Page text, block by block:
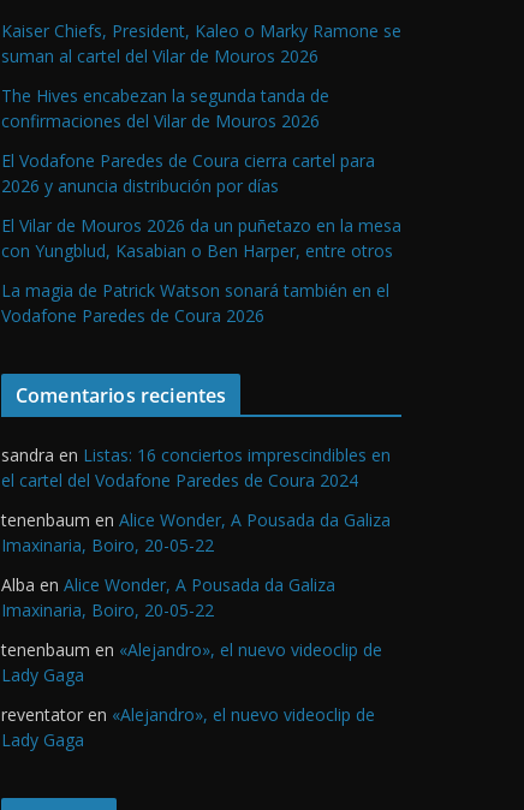
Kaiser Chiefs, President, Kaleo o Marky Ramone se
suman al cartel del Vilar de Mouros 2026
The Hives encabezan la segunda tanda de
confirmaciones del Vilar de Mouros 2026
El Vodafone Paredes de Coura cierra cartel para
2026 y anuncia distribución por días
El Vilar de Mouros 2026 da un puñetazo en la mesa
con Yungblud, Kasabian o Ben Harper, entre otros
La magia de Patrick Watson sonará también en el
Vodafone Paredes de Coura 2026
Comentarios recientes
sandra en Listas: 16 conciertos imprescindibles en
el cartel del Vodafone Paredes de Coura 2024
tenenbaum en Alice Wonder, A Pousada da Galiza
Imaxinaria, Boiro, 20-05-22
Alba en Alice Wonder, A Pousada da Galiza
Imaxinaria, Boiro, 20-05-22
tenenbaum en «Alejandro», el nuevo videoclip de
Lady Gaga
reventator en «Alejandro», el nuevo videoclip de
Lady Gaga